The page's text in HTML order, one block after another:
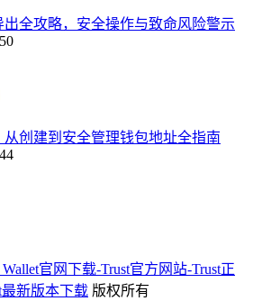
出全攻略，安全操作与致命风险警示
从创建到安全管理钱包地址全指南
Wallet官网下载-Trust官方网站-Trust正
最新版本下载 版权所有